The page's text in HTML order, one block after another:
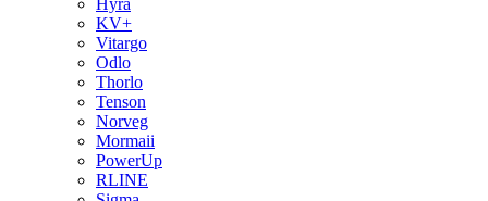
Hyra
KV+
Vitargo
Odlo
Thorlo
Tenson
Norveg
Mormaii
PowerUp
RLINE